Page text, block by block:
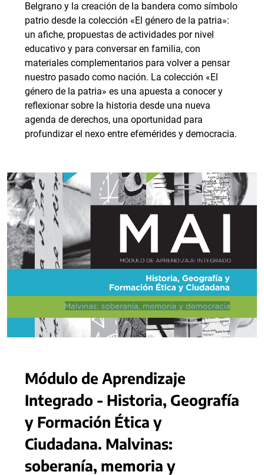
Belgrano y la creación de la bandera como símbolo
patrio desde la colección «El género de la patria»:
un afiche, propuestas de actividades por nivel
educativo y para conversar en familia, con
materiales complementarios para volver a pensar
nuestro pasado como nación. La colección «El
género de la patria» es una apuesta a conocer y
reflexionar sobre la historia desde una nueva
agenda de derechos, una oportunidad para
profundizar el nexo entre efemérides y democracia.
Módulo de Aprendizaje
Integrado - Historia, Geografía
y Formación Ética y
Ciudadana. Malvinas:
soberanía, memoria y